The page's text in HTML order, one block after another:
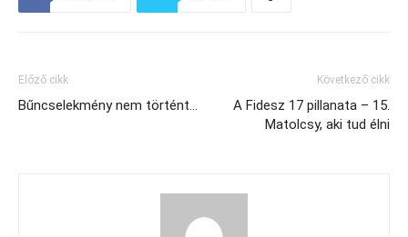
Előző cikk
Bűncselekmény nem történt…
Következő cikk
A Fidesz 17 pillanata – 15.
Matolcsy, aki tud élni